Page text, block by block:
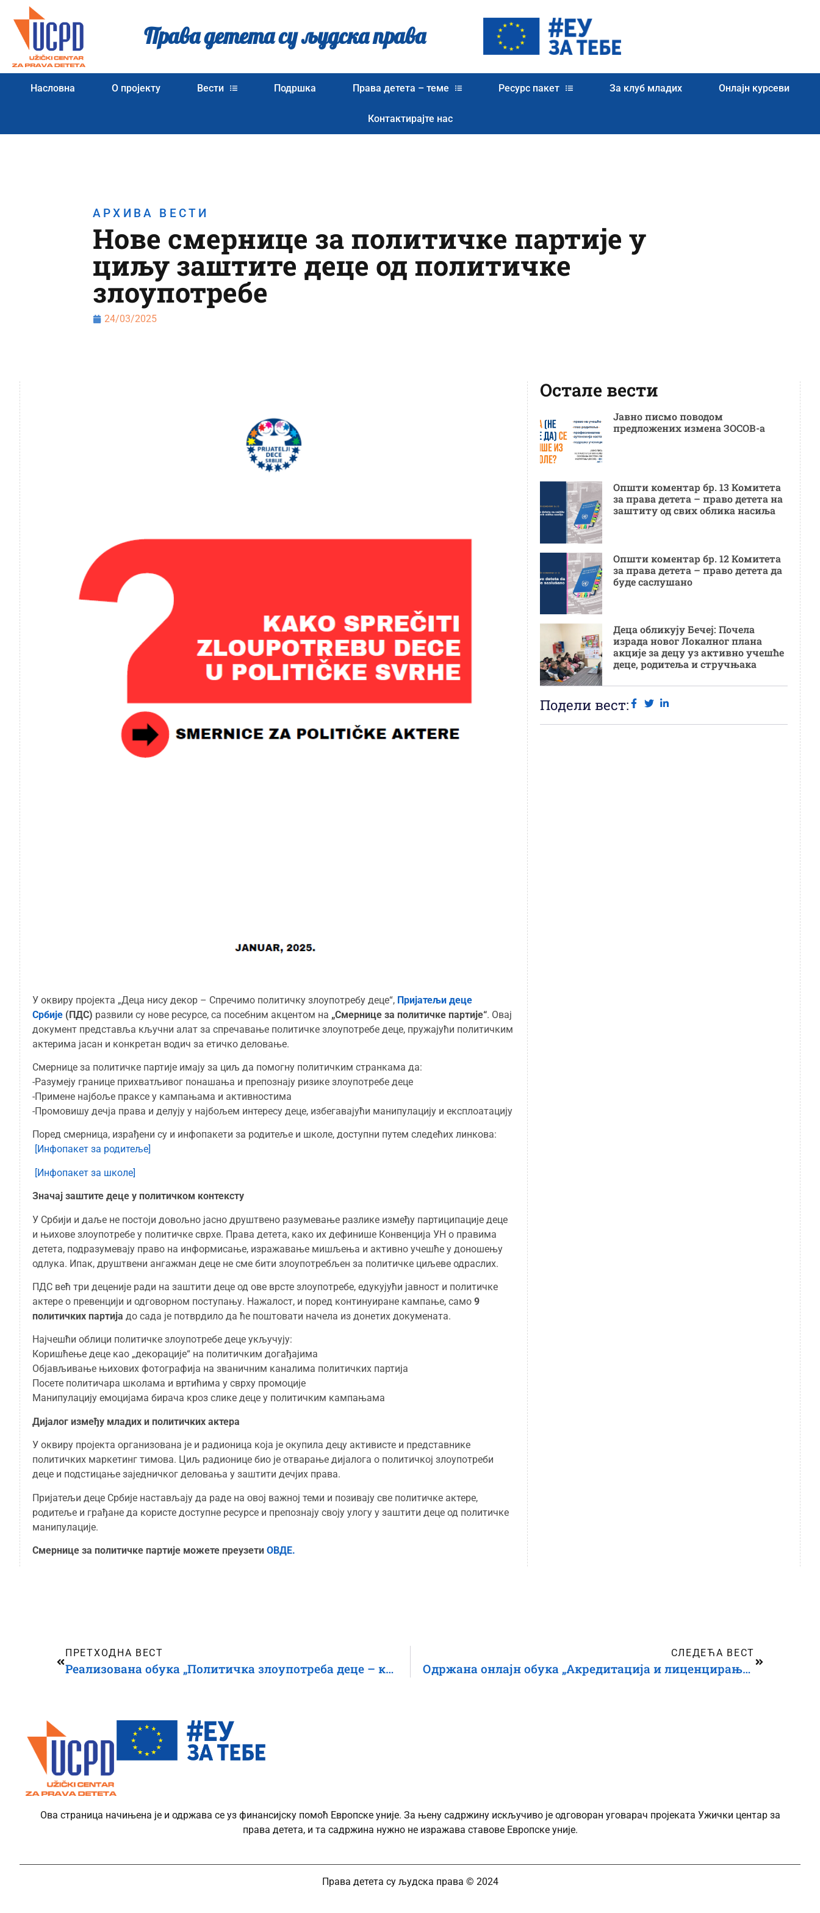
Права детета су људска права
Насловна О пројекту Вести Подршка Права детета – теме Ресурс пакет За клуб младих Онлајн курсеви
Контактирајте нас
АРХИВА ВЕСТИ
Нове смернице за политичке партије у
циљу заштите деце од политичке
злоупотребе
24/03/2025
У оквиру пројекта „Деца нису декор – Спречимо политичку злоупотребу деце“, Пријатељи деце
Србије (ПДС) развили су нове ресурсе, са посебним акцентом на „Смернице за политичке партије“. Овај
документ представља кључни алат за спречавање политичке злоупотребе деце, пружајући политичким
актерима јасан и конкретан водич за етичко деловање.
Смернице за политичке партије имају за циљ да помогну политичким странкама да:
-Разумеју границе прихватљивог понашања и препознају ризике злоупотребе деце
-Примене најбоље праксе у кампањама и активностима
-Промовишу дечја права и делују у најбољем интересу деце, избегавајући манипулацију и експлоатацију
Поред смерница, израђени су и инфопакети за родитеље и школе, доступни путем следећих линкова:
[Инфопакет за родитеље]
[Инфопакет за школе]
Значај заштите деце у политичком контексту
У Србији и даље не постоји довољно јасно друштвено разумевање разлике између партиципације деце
и њихове злоупотребе у политичке сврхе. Права детета, како их дефинише Конвенција УН о правима
детета, подразумевају право на информисање, изражавање мишљења и активно учешће у доношењу
одлука. Ипак, друштвени ангажман деце не сме бити злоупотребљен за политичке циљеве одраслих.
ПДС већ три деценије ради на заштити деце од ове врсте злоупотребе, едукујући јавност и политичке
актере о превенцији и одговорном поступању. Нажалост, и поред континуиране кампање, само 9
политичких партија до сада је потврдило да ће поштовати начела из донетих докумената.
Најчешћи облици политичке злоупотребе деце укључују:
Коришћење деце као „декорације“ на политичким догађајима
Објављивање њихових фотографија на званичним каналима политичких партија
Посете политичара школама и вртићима у сврху промоције
Манипулацију емоцијама бирача кроз слике деце у политичким кампањама
Дијалог између младих и политичких актера
У оквиру пројекта организована је и радионица која је окупила децу активисте и представнике
политичких маркетинг тимова. Циљ радионице био је отварање дијалога о политичкој злоупотреби
деце и подстицање заједничког деловања у заштити дечјих права.
Пријатељи деце Србије настављају да раде на овој важној теми и позивају све политичке актере,
родитеље и грађане да користе доступне ресурсе и препознају своју улогу у заштити деце од политичке
манипулације.
Смернице за политичке партије можете преузети ОВДЕ.
Остале вести
Јавно писмо поводом
предложених измена ЗОСОВ-а
Општи коментар бр. 13 Комитета
за права детета – право детета на
заштиту од свих облика насиља
Општи коментар бр. 12 Комитета
за права детета – право детета да
буде саслушано
Деца обликују Бечеј: Почела
израда новог Локалног плана
акције за децу уз активно учешће
деце, родитеља и стручњака
Подели вест:
ПРЕТХОДНА ВЕСТ
Реализована обука „Политичка злоупотреба деце – како је препознати и разликовати од партиципације деце у друштвеном животу“
СЛЕДЕЋА ВЕСТ
Одржана онлајн обука „Акредитација и лиценцирање у систему социјалне заштите“
Ова страница начињена је и одржава се уз финансијску помоћ Европске уније. За њену садржину искључиво је одговоран уговарач пројеката Ужички центар за
права детета, и та садржина нужно не изражава ставове Европске уније.
Права детета су људска права © 2024